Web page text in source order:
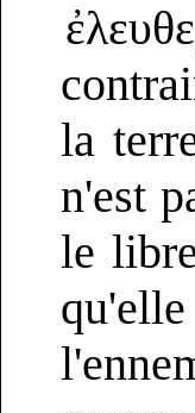
la
n'est
le